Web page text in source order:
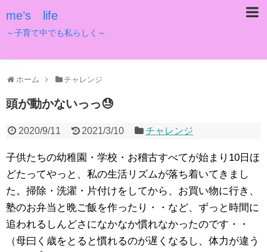
me’s life
～子育て中でも私らしく～
ホーム チャレンジ
頭が動かないっっ😓
2020/9/11 2021/3/10 チャレンジ
子供たちの幼稚園・学校・お稽古すべてが始まり10日ほ
どたってやっと、私の生活リズムが落ち着いてきまし
た。掃除・洗濯・片付けをしてから、お買い物に行き、
塾のお弁当と晩ご飯を作ったり・・など、ずっと時間に
追われるしんどさになかなか慣れなかったのです・・
（母曰く歳をとると慣れるのが遅くなるし、体力が違う